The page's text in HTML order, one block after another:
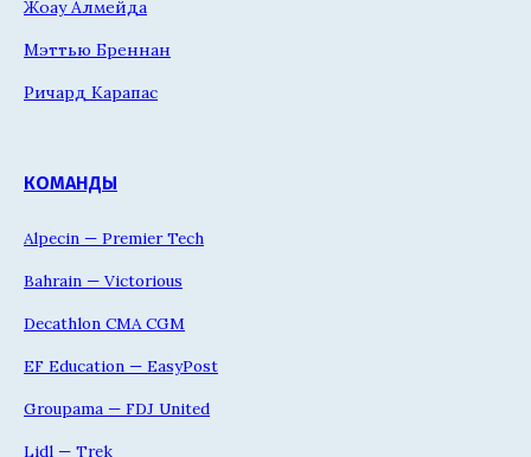
Жоау Алмейда
Мэттью Бреннан
Ричард Карапас
КОМАНДЫ
Alpecin — Premier Tech
Bahrain — Victorious
Decathlon CMA CGM
EF Education — EasyPost
Groupama — FDJ United
Lidl — Trek